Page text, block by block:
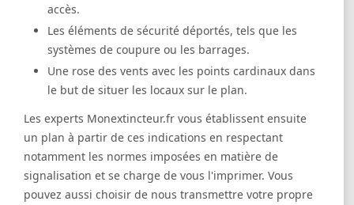
accès.
Les éléments de sécurité déportés, tels que les
systèmes de coupure ou les barrages.
Une rose des vents avec les points cardinaux dans
le but de situer les locaux sur le plan.
Les experts Monextincteur.fr vous établissent ensuite
un plan à partir de ces indications en respectant
notamment les normes imposées en matière de
signalisation et se charge de vous l'imprimer. Vous
pouvez aussi choisir de nous transmettre votre propre